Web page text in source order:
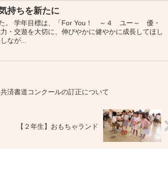
持ちを新たに
た。 学年目標は、「For You！ ～４ ユー～ 優・
・交遊を大切に、伸びやかに健やかに成長してほし
なが...
済書道コンクールの訂正について
【２年生】おもちゃランド